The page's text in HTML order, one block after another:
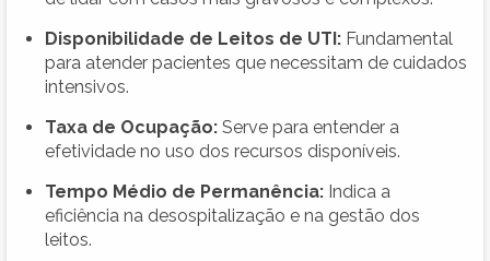
Disponibilidade de Leitos de UTI: Fundamental
para atender pacientes que necessitam de cuidados
intensivos.
Taxa de Ocupação: Serve para entender a
efetividade no uso dos recursos disponíveis.
Tempo Médio de Permanência: Indica a
eficiência na desospitalização e na gestão dos
leitos.